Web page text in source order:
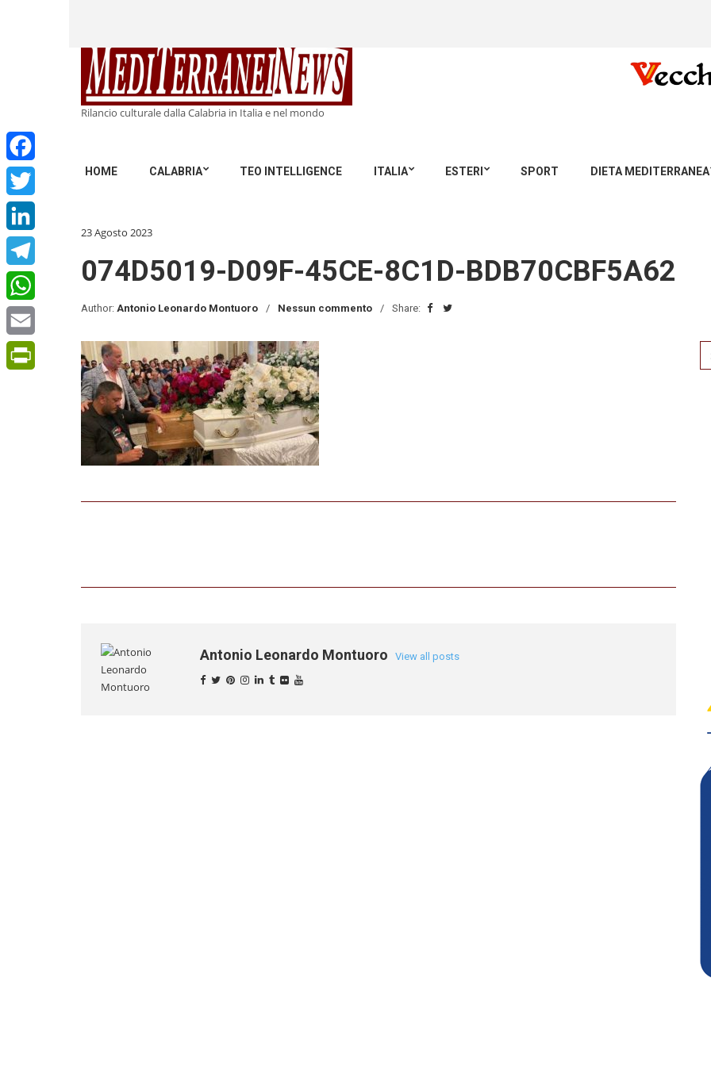
Rilancio culturale dalla Calabria in Italia e nel mondo
HOME CALABRIA TEO INTELLIGENCE ITALIA ESTERI SPORT DIETA MEDITERRANEA
Facebook
Twitter
LinkedIn
Telegram
WhatsApp
Email
23 Agosto 2023
074D5019-D09F-45CE-8C1D-BDB70CBF5A62
Author: Antonio Leonardo Montuoro Nessun commento Share:
Antonio Leonardo Montuoro View all posts